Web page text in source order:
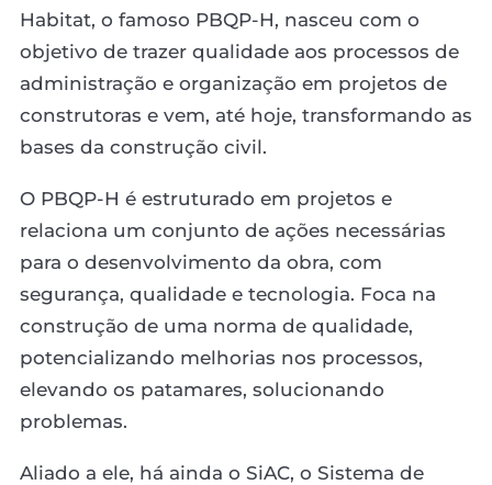
Habitat, o famoso PBQP-H, nasceu com o
objetivo de trazer qualidade aos processos de
administração e organização em projetos de
construtoras e vem, até hoje, transformando as
bases da construção civil.
O PBQP-H é estruturado em projetos e
relaciona um conjunto de ações necessárias
para o desenvolvimento da obra, com
segurança, qualidade e tecnologia. Foca na
construção de uma norma de qualidade,
potencializando melhorias nos processos,
elevando os patamares, solucionando
problemas.
Aliado a ele, há ainda o SiAC, o Sistema de